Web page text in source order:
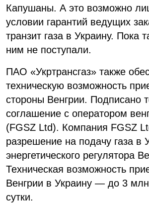
Капушаны. А это возможно
условии гарантий ведущих
транзит газа в Украину. Пока
ним не поступали.
ПАО «Укртрансгаз» также
техническую возможность
стороны Венгрии. Подписано
соглашение с оператором
(FGSZ Ltd). Компания FGSZ
разрешение на подачу газа в
энергетического регулятора
Техническая возможность
Венгрии в Украину — до 3
сутки.